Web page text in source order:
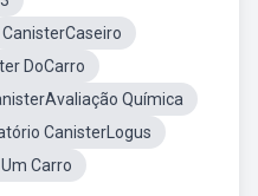
CanisterCaseiro
DoCarro
Química
CanisterLogus
Carro